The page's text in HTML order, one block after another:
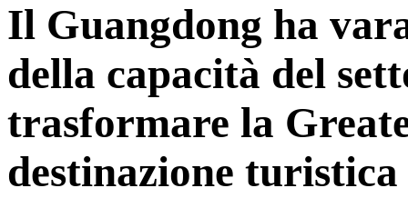
Il Guangdong ha
della capacità del
trasformare la
destinazione